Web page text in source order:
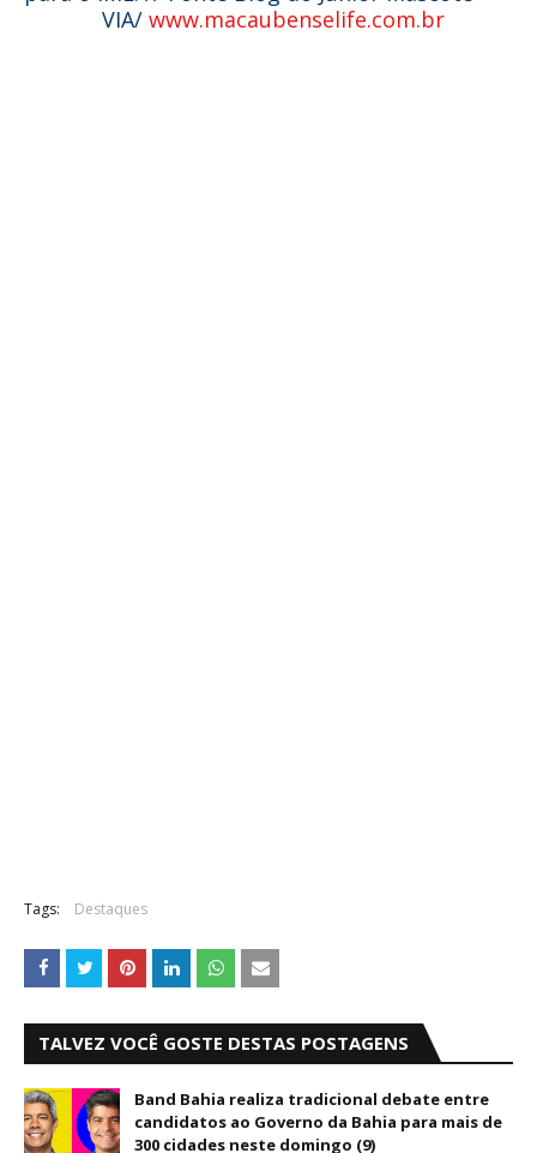
VIA/ www.macaubenselife.com.br
Tags: Destaques
TALVEZ VOCÊ GOSTE DESTAS POSTAGENS
Band Bahia realiza tradicional debate entre
candidatos ao Governo da Bahia para mais de
300 cidades neste domingo (9)